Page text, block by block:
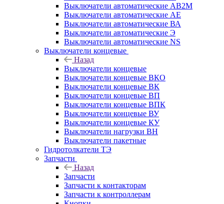
Выключатели автоматические АВ2М
Выключатели автоматические АЕ
Выключатели автоматические ВА
Выключатели автоматические Э
Выключатели автоматические NS
Выключатели концевые
Назад
Выключатели концевые
Выключатели концевые ВКО
Выключатели концевые ВК
Выключатели концевые ВП
Выключатели концевые ВПК
Выключатели концевые ВУ
Выключатели концевые КУ
Выключатели нагрузки ВН
Выключатели пакетные
Гидротолкатели ТЭ
Запчасти
Назад
Запчасти
Запчасти к контакторам
Запчасти к контроллерам